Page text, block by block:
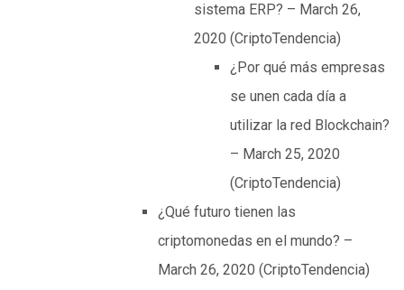
sistema ERP? – March 26,
2020 (CriptoTendencia)
¿Por qué más empresas
se unen cada día a
utilizar la red Blockchain?
– March 25, 2020
(CriptoTendencia)
¿Qué futuro tienen las
criptomonedas en el mundo? –
March 26, 2020 (CriptoTendencia)